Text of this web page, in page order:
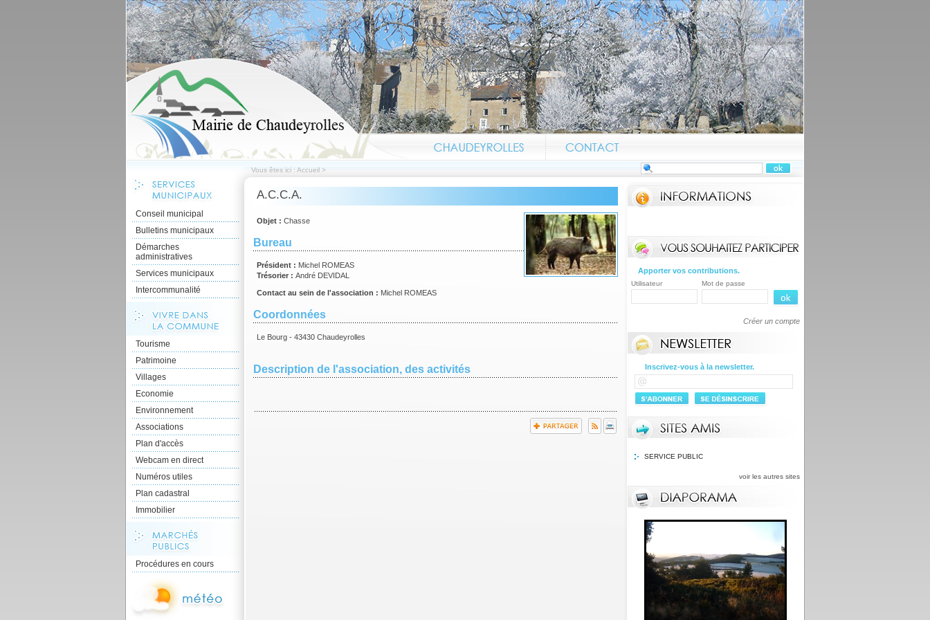
Vous êtes ici : Accueil >
Conseil municipal
Bulletins municipaux
Démarches
administratives
Services municipaux
Intercommunalité
Tourisme
Patrimoine
Villages
Economie
Environnement
Associations
Plan d'accès
Webcam en direct
Numéros utiles
Plan cadastral
Immobilier
Procédures en cours
A.C.C.A.
Objet : Chasse
Bureau
Président : Michel ROMEAS
Trésorier : André DEVIDAL
Contact au sein de l'association : Michel ROMEAS
Coordonnées
Le Bourg - 43430 Chaudeyrolles
Description de l'association, des activités
Apporter vos contributions.
Utilisateur Mot de passe
Créer un compte
Inscrivez-vous à la newsletter.
SERVICE PUBLIC
voir les autres sites